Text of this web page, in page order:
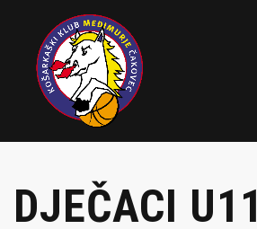
DJEČACI U11